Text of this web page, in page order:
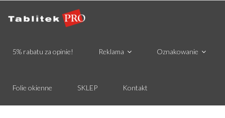
5% rabatu za opinie! Reklama Oznakowanie
Folie okienne SKLEP Kontakt